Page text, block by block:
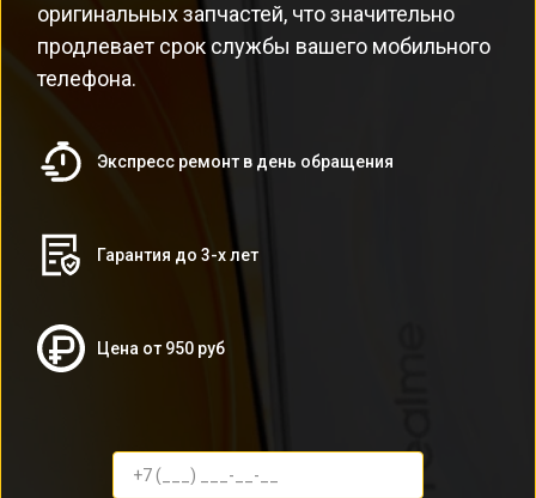
оригинальных запчастей, что значительно
продлевает срок службы вашего мобильного
телефона.
Экспресс ремонт в день обращения
Гарантия до 3-х лет
Цена от 950 руб